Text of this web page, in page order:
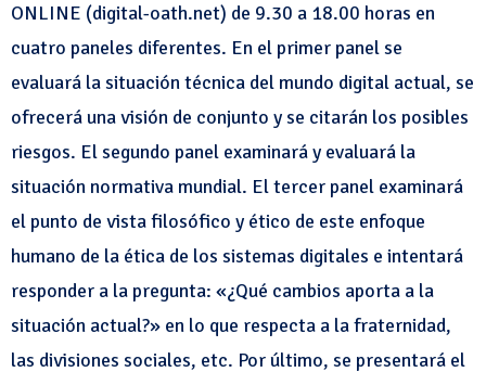
ONLINE (digital-oath.net) de 9.30 a 18.00 horas en
cuatro paneles diferentes. En el primer panel se
evaluará la situación técnica del mundo digital actual, se
ofrecerá una visión de conjunto y se citarán los posibles
riesgos. El segundo panel examinará y evaluará la
situación normativa mundial. El tercer panel examinará
el punto de vista filosófico y ético de este enfoque
humano de la ética de los sistemas digitales e intentará
responder a la pregunta: «¿Qué cambios aporta a la
situación actual?» en lo que respecta a la fraternidad,
las divisiones sociales, etc. Por último, se presentará el